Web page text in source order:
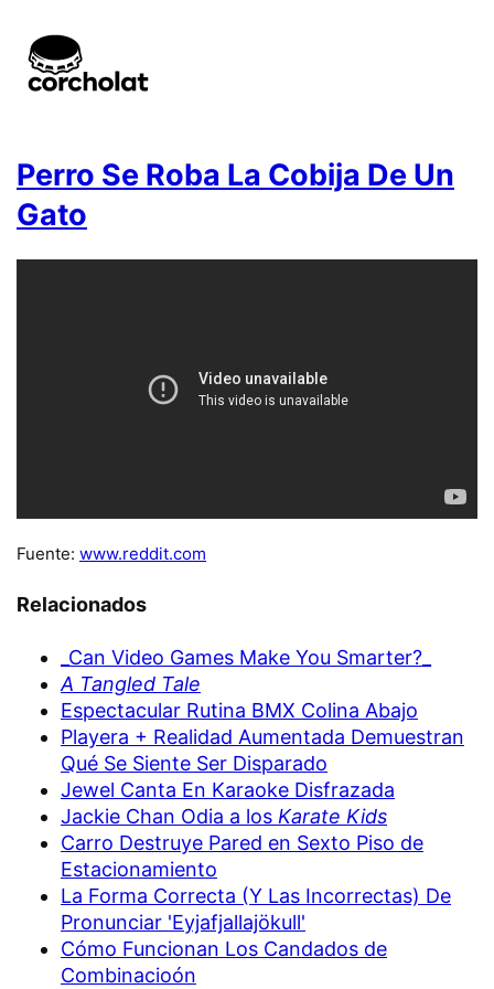
Perro Se Roba La Cobija De Un
Gato
Fuente: www.reddit.com
Relacionados
_Can Video Games Make You Smarter?_
A Tangled Tale
Espectacular Rutina BMX Colina Abajo
Playera + Realidad Aumentada Demuestran
Qué Se Siente Ser Disparado
Jewel Canta En Karaoke Disfrazada
Jackie Chan Odia a los Karate Kids
Carro Destruye Pared en Sexto Piso de
Estacionamiento
La Forma Correcta (Y Las Incorrectas) De
Pronunciar 'Eyjafjallajökull'
Cómo Funcionan Los Candados de
Combinacioón